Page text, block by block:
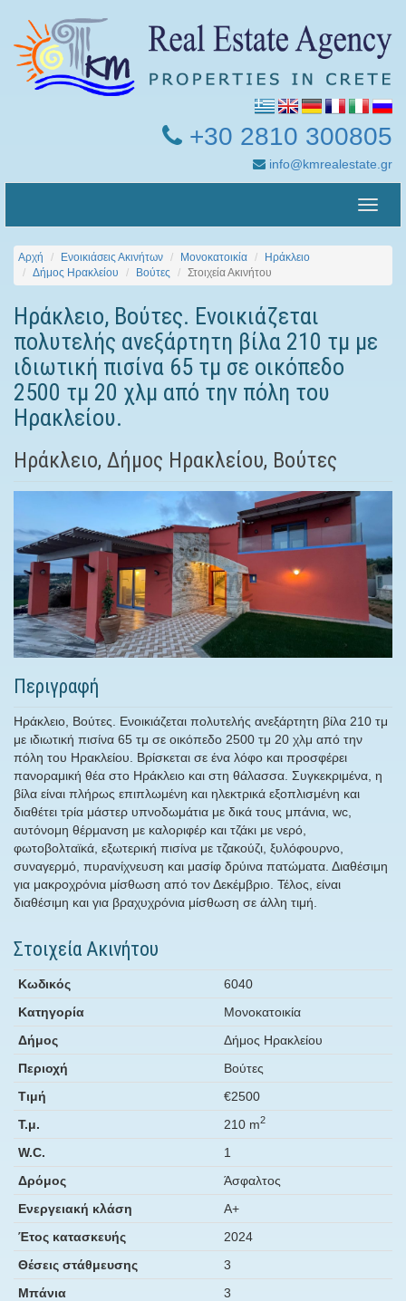
+30 2810 300805
info@kmrealestate.gr
Toggle
Αρχή Ενοικιάσεις Ακινήτων Μονοκατοικία
Ηράκλειο
Δήμος Ηρακλείου
Βούτες Στοιχεία Ακινήτου
Ηράκλειο, Βούτες. Ενοικιάζεται
πολυτελής ανεξάρτητη βίλα 210 τμ με
ιδιωτική πισίνα 65 τμ σε οικόπεδο
2500 τμ 20 χλμ από την πόλη του
Ηρακλείου.
Ηράκλειο, Δήμος Ηρακλείου, Βούτες
Περιγραφή
Ηράκλειο, Βούτες. Ενοικιάζεται πολυτελής ανεξάρτητη βίλα 210 τμ
με ιδιωτική πισίνα 65 τμ σε οικόπεδο 2500 τμ 20 χλμ από την
πόλη του Ηρακλείου. Βρίσκεται σε ένα λόφο και προσφέρει
πανοραμική θέα στο Ηράκλειο και στη θάλασσα. Συγκεκριμένα, η
βίλα είναι πλήρως επιπλωμένη και ηλεκτρικά εξοπλισμένη και
διαθέτει τρία μάστερ υπνοδωμάτια με δικά τους μπάνια, wc,
αυτόνομη θέρμανση με καλοριφέρ και τζάκι με νερό,
φωτοβολταϊκά, εξωτερική πισίνα με τζακούζι, ξυλόφουρνο,
συναγερμό, πυρανίχνευση και μασίφ δρύινα πατώματα. Διαθέσιμη
για μακροχρόνια μίσθωση από τον Δεκέμβριο. Τέλος, είναι
διαθέσιμη και για βραχυχρόνια μίσθωση σε άλλη τιμή.
Στοιχεία Ακινήτου
Κωδικός
6040
Κατηγορία
Μονοκατοικία
Δήμος
Δήμος Ηρακλείου
Περιοχή
Βούτες
Τιμή
€2500
Τ.μ.
210 m2
W.C.
1
Δρόμος
Άσφαλτος
Ενεργειακή κλάση
Α+
Έτος κατασκευής
2024
Θέσεις στάθμευσης
3
Μπάνια
3